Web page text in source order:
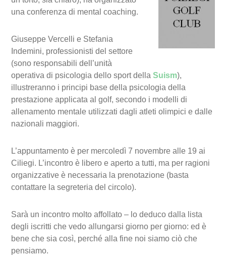
una conferenza di mental coaching.
Giuseppe Vercelli e Stefania
Indemini, professionisti del settore
(sono responsabili dell’unità
operativa di psicologia dello sport dellaSuism),
illustreranno i principi base della psicologia della
prestazione applicata al golf, secondo i modelli di
allenamento mentale utilizzati dagli atleti olimpici e dalle
nazionali maggiori.
L’appuntamento è per mercoledì 7 novembre alle 19 ai
Ciliegi. L’incontro è libero e aperto a tutti, ma per ragioni
organizzative è necessaria la prenotazione (basta
contattare la segreteria del circolo).
Sarà un incontro molto affollato – lo deduco dalla lista
degli iscritti che vedo allungarsi giorno per giorno: ed è
bene che sia così, perché alla fine noi siamo ciò che
pensiamo.